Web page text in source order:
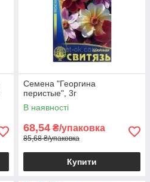
Семена "Георгина
перистые", 3г
В наявності
68,54 ₴/упаковка
85,68 ₴/упаковка
Купити